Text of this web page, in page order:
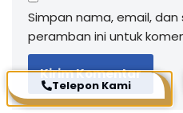
Simpan nama, email,
peramban ini untuk
Telepon Kami